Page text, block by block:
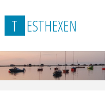
to
content
T ESTHEXEN